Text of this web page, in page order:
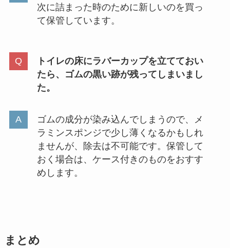
次に詰まった時のために新しいのを買っ
て保管しています。
トイレの床にラバーカップを立てておい
たら、ゴムの黒い跡が残ってしまいまし
た。
ゴムの成分が染み込んでしまうので、メ
ラミンスポンジで少し薄くなるかもしれ
ませんが、除去は不可能です。保管して
おく場合は、ケース付きのものをおすす
めします。
まとめ